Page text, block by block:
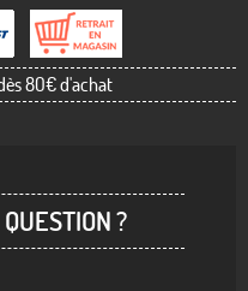
80€ d'achat
?